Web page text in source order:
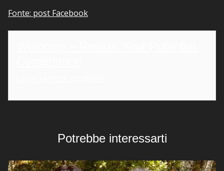
Fonte: post Facebook
Potrebbe interessarti